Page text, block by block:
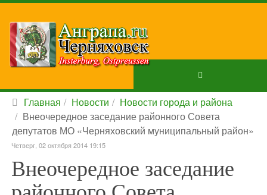
Главная Новости
Новости города и района
Внеочередное заседание районного Совета
депутатов МО «Черняховский муниципальный район»
Четверг, 02 октября 2014 19:15
Внеочередное заседание